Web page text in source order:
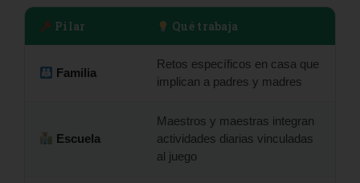
Pilar Qué trabaja
Familia
Retos específicos en casa que
implican a padres y madres
Escuela
Maestros y maestras integran
actividades diarias vinculadas
al juego